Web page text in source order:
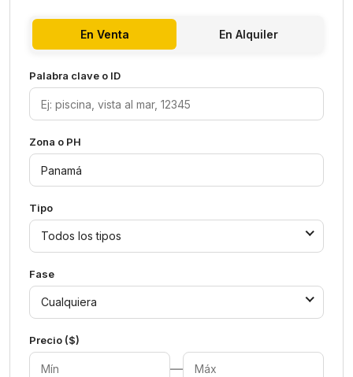
En Venta En Alquiler
Palabra clave o ID
Zona o PH
Tipo
Todos los tipos
Fase
Cualquiera
Precio ($)
—